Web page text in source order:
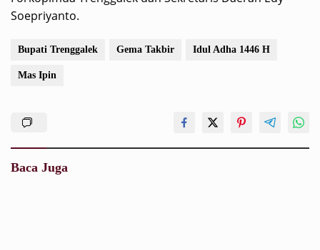
Soepriyanto.
Bupati Trenggalek Gema Takbir Idul Adha 1446 H
Mas Ipin
Baca Juga